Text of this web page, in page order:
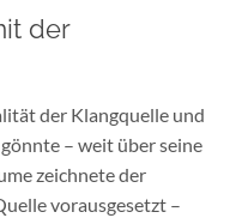
der
der Klangquelle und
– weit über seine
zeichnete der
vorausgesetzt –